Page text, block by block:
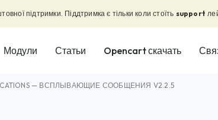
підтримки. Піддтримка є тільки коли стоїть support
Модули Статьи Opencart скачать
— ВСПЛЫВАЮЩИЕ СООБЩЕНИЯ V2.2.5